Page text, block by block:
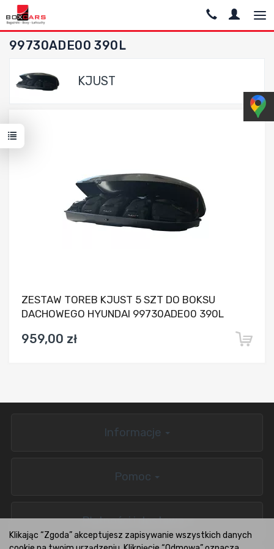
99730ADE00 390L
KJUST
ZESTAW TOREB KJUST 5 SZT DO BOKSU
DACHOWEGO HYUNDAI 99730ADE00 390L
959,00 zł
Informacje
Pomoc
Płatności i dostawa
Klikając “Zgoda” akceptujesz zapisywanie wszystkich danych